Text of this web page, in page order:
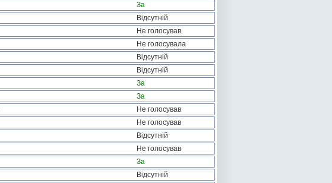
За
Відсутній
Не голосував
Не голосувала
Відсутній
Відсутній
За
За
Не голосував
Не голосував
Відсутній
Не голосував
За
Відсутній